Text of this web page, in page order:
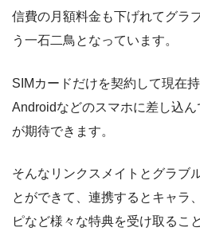
信費の月額料金も下げれてグラ
う一石二鳥となっています。
SIMカードだけを契約して現在
Androidなどのスマホに差し込
が期待できます。
そんなリンクスメイトとグラブ
とができて、連携するとキャラ
ピなど様々な特典を受け取るこ